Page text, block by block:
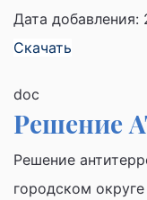
Дата добавления:
Скачать
doc
Решение
Решение
городском